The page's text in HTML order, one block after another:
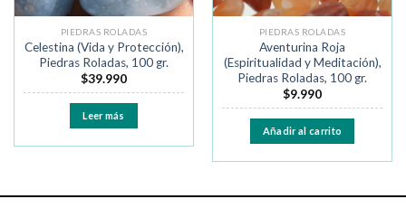
PIEDRAS ROLADAS
Celestina (Vida y Protección),
Piedras Roladas, 100 gr.
$39.990
Leer más
PIEDRAS ROLADAS
Aventurina Roja
(Espiritualidad y Meditación),
Piedras Roladas, 100 gr.
$9.990
Añadir al carrito